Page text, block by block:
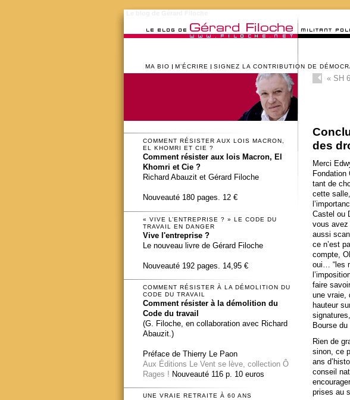
MA BIO M’ÉCRIRE SIGNEZ LA CONTRIBUTION DE
«SH
des
Merci
Fondation
tant de
cette
Castel ou
vous avez
aussi
ce n’est
compte,
oui… “les
faire
une vraie,
hauteur
Bourse
Rien de
sinon, ce
ans
conseil
prises au
COMMENT RÉSISTER AUX LOIS MACRON,
EL KHOMRI ET CIE ?
Comment résister aux lois Macron, El
Khomri et Cie ?
Richard Abauzit et Gérard Filoche
Nouveauté 180 pages. 12 €
« VIVE L’ENTREPRISE ? » LE CODE DU
TRAVAIL EN DANGER
Vive l'entreprise ?
Le nouveau livre de Gérard Filoche
Nouveauté 192 pages. 14,95 €
COMMENT RÉSISTER À LA DÉMOLITION DU
CODE DU TRAVAIL
Comment résister à la démolition du
Code du travail
(G. Filoche, en collaboration avec Richard
Abauzit.)
Préface de Thierry Le Paon
Aux Éditions Le Vent se lève, collection Ô
Rages ! Nouveauté 116 p. 10 euros
UNE VRAIE RETRAITE À 60 ANS